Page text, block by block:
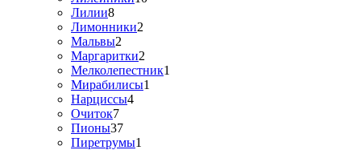
Лилии8
Лимонники2
Мальвы2
Маргаритки2
Мелколепестник1
Мирабилисы1
Нарциссы4
Очиток7
Пионы37
Пиретрумы1